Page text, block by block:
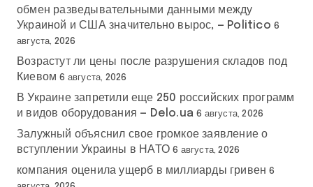
обмен разведывательными данными между
Украиной и США значительно вырос, — Politico 6
августа, 2026
Возрастут ли цены после разрушения складов под
Киевом 6 августа, 2026
В Украине запретили еще 250 российских программ
и видов оборудования — Delo.ua 6 августа, 2026
Залужный объяснил свое громкое заявление о
вступлении Украины в НАТО 6 августа, 2026
компания оценила ущерб в миллиарды гривен 6